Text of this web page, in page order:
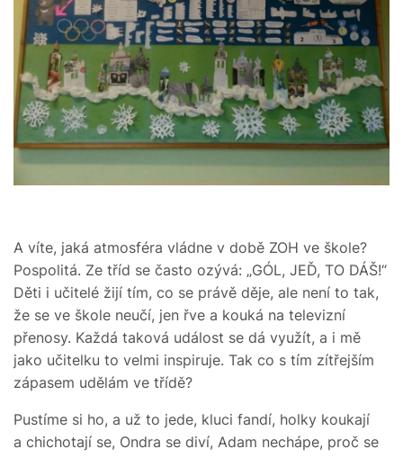
A víte, jaká atmosféra vládne v době ZOH ve škole?
Pospolitá. Ze tříd se často ozývá: „GÓL, JEĎ, TO DÁŠ!“
Děti i učitelé žijí tím, co se právě děje, ale není to tak,
že se ve škole neučí, jen řve a kouká na televizní
přenosy. Každá taková událost se dá využít, a i mě
jako učitelku to velmi inspiruje. Tak co s tím zítřejším
zápasem udělám ve třídě?
Pustíme si ho, a už to jede, kluci fandí, holky koukají
a chichotají se, Ondra se diví, Adam nechápe, proč se